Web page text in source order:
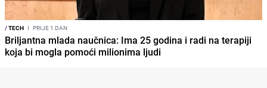
/TECH I PRIJE 1 DAN
Briljantna mlada naučnica: Ima 25 godina i radi na terapiji
koja bi mogla pomoći milionima ljudi